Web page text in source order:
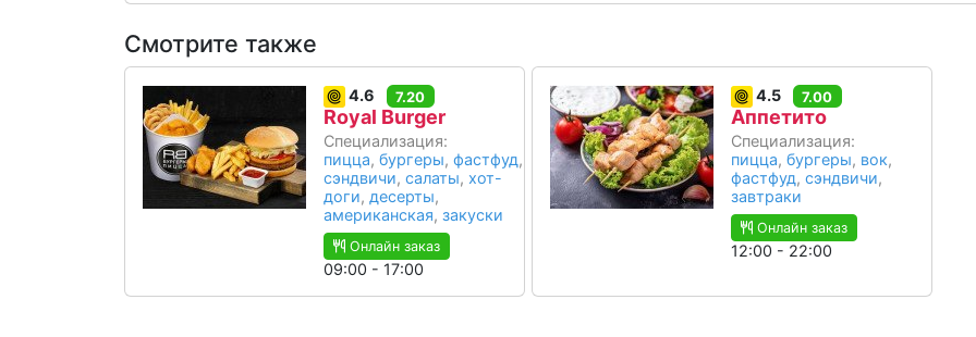
Смотрите также
4.6 7.20
Royal Burger
Специализация:
пицца, бургеры, фастфуд,
сэндвичи, салаты, хот-
доги, десерты,
американская, закуски
Онлайн заказ
09:00 - 17:00
4.5 7.00
Аппетито
Специализация:
пицца, бургеры, вок,
фастфуд, сэндвичи,
завтраки
Онлайн заказ
12:00 - 22:00